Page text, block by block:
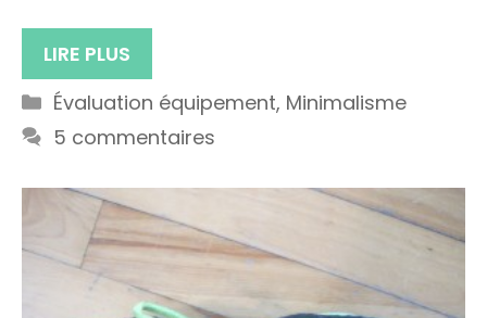
LIRE PLUS
Catégories
Évaluation équipement, Minimalisme
5 commentaires